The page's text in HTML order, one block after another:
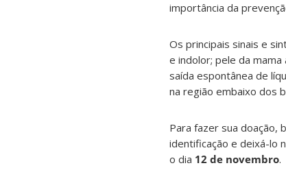
importância da
Os principais sinais e
e indolor; pele da
saída espontânea de
na região embaixo dos
Para fazer sua doação,
identificação e deixá-lo
o dia 12 de novembro.